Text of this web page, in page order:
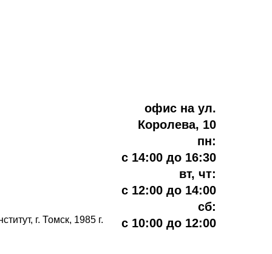
г. Томск, 1985 г.
офис на ул.
Королева, 10
пн:
с 14:00 до 16:30
вт, чт:
с 12:00 до 14:00
сб:
с 10:00 до 12:00